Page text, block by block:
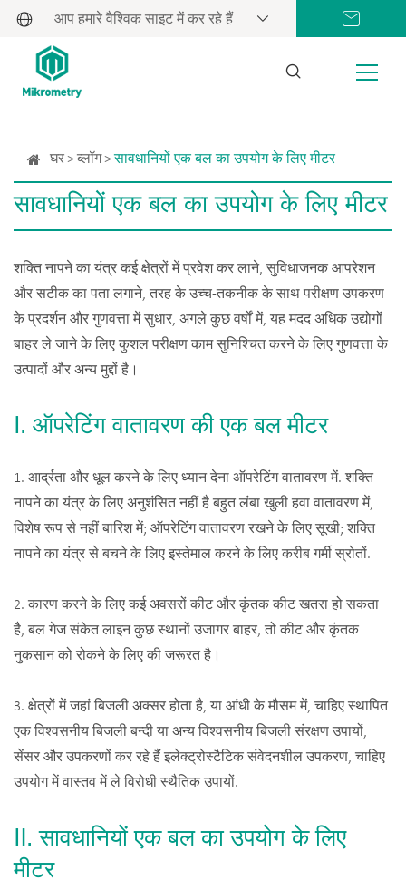
आप हमारे वैश्विक साइट में कर रहे हैं
घर ब्लॉग सावधानियों एक बल का उपयोग के लिए मीटर
सावधानियों एक बल का उपयोग के लिए मीटर
शक्ति नापने का यंत्र कई क्षेत्रों में प्रवेश कर लाने, सुविधाजनक आपरेशन
और सटीक का पता लगाने, तरह के उच्च-तकनीक के साथ परीक्षण उपकरण
के प्रदर्शन और गुणवत्ता में सुधार, अगले कुछ वर्षों में, यह मदद अधिक उद्योगों
बाहर ले जाने के लिए कुशल परीक्षण काम सुनिश्चित करने के लिए गुणवत्ता के
उत्पादों और अन्य मुद्दों है।
Ⅰ. ऑपरेटिंग वातावरण की एक बल मीटर
1. आर्द्रता और धूल करने के लिए ध्यान देना ऑपरेटिंग वातावरण में. शक्ति
नापने का यंत्र के लिए अनुशंसित नहीं है बहुत लंबा खुली हवा वातावरण में,
विशेष रूप से नहीं बारिश में; ऑपरेटिंग वातावरण रखने के लिए सूखी; शक्ति
नापने का यंत्र से बचने के लिए इस्तेमाल करने के लिए करीब गर्मी स्रोतों.
2. कारण करने के लिए कई अवसरों कीट और कृंतक कीट खतरा हो सकता
है, बल गेज संकेत लाइन कुछ स्थानों उजागर बाहर, तो कीट और कृंतक
नुकसान को रोकने के लिए की जरूरत है।
3. क्षेत्रों में जहां बिजली अक्सर होता है, या आंधी के मौसम में, चाहिए स्थापित
एक विश्वसनीय बिजली बन्दी या अन्य विश्वसनीय बिजली संरक्षण उपायों,
सेंसर और उपकरणों कर रहे हैं इलेक्ट्रोस्टैटिक संवेदनशील उपकरण, चाहिए
उपयोग में वास्तव में ले विरोधी स्थैतिक उपायों.
Ⅱ. सावधानियों एक बल का उपयोग के लिए
मीटर